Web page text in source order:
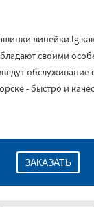
линейки lg
своими
- быстро и
ЗАКАЗАТЬ